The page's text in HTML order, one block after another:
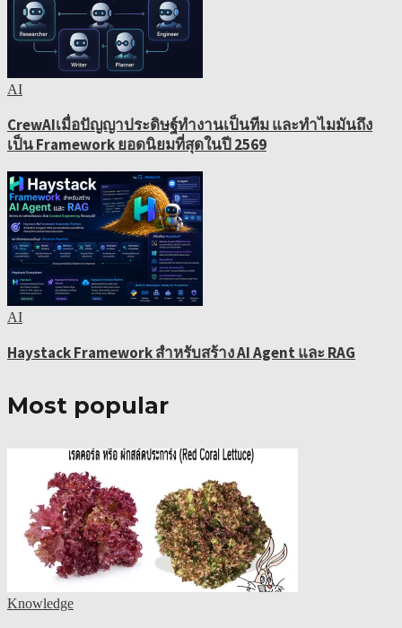
AI
CrewAIเมื่อปัญญาประดิษฐ์ทำงานเป็นทีม และทำไมมันถึง
เป็น Framework ยอดนิยมที่สุดในปี 2569
AI
Haystack Framework สำหรับสร้าง AI Agent และ RAG
Most popular
Knowledge